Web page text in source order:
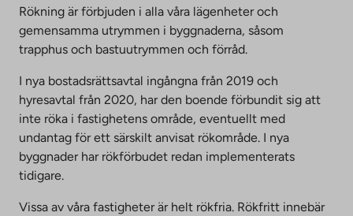
Rökning är förbjuden i alla våra lägenheter och
gemensamma utrymmen i byggnaderna, såsom
trapphus och bastuutrymmen och förråd.
I nya bostadsrättsavtal ingångna från 2019 och
hyresavtal från 2020, har den boende förbundit sig att
inte röka i fastighetens område, eventuellt med
undantag för ett särskilt anvisat rökområde. I nya
byggnader har rökförbudet redan implementerats
tidigare.
Vissa av våra fastigheter är helt rökfria. Rökfritt innebär